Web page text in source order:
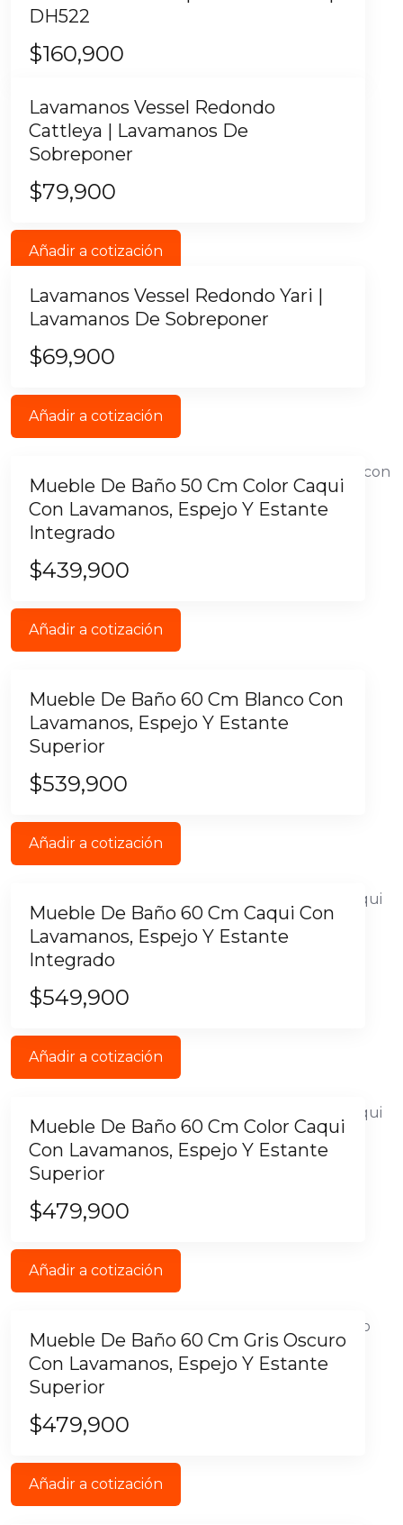
DH522
$160,900
Lavamanos Vessel Redondo
Cattleya | Lavamanos De
Sobreponer
$79,900
Añadir a cotización
Lavamanos Vessel Redondo Yari |
Lavamanos De Sobreponer
$69,900
Añadir a cotización
Mueble De Baño 50 Cm Color Caqui
Con Lavamanos, Espejo Y Estante
Integrado
$439,900
Añadir a cotización
Mueble De Baño 60 Cm Blanco Con
Lavamanos, Espejo Y Estante
Superior
$539,900
Añadir a cotización
Mueble De Baño 60 Cm Caqui Con
Lavamanos, Espejo Y Estante
Integrado
$549,900
Añadir a cotización
Mueble De Baño 60 Cm Color Caqui
Con Lavamanos, Espejo Y Estante
Superior
$479,900
Añadir a cotización
Mueble De Baño 60 Cm Gris Oscuro
Con Lavamanos, Espejo Y Estante
Superior
$479,900
Añadir a cotización